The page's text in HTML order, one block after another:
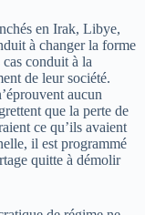
en Irak, Libye,
à changer la forme
conduit à la
de leur société.
aucun
que la perte de
ce qu’ils avaient
il est programmé
quitte à démolir